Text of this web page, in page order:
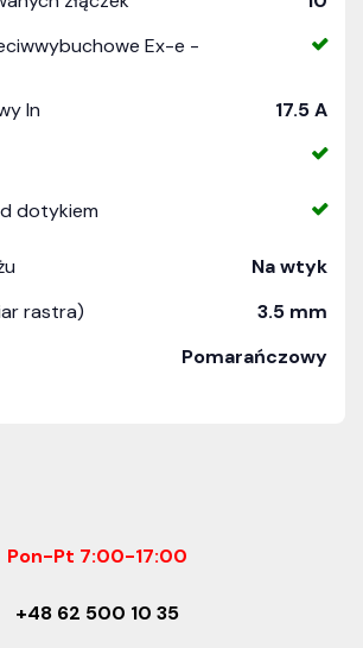
Ex-e -
In
17.5 A
dotykiem
Na wtyk
rastra)
3.5 mm
Pomarańczowy
Pon-Pt 7:00-17:00
+48 62 500 10 35